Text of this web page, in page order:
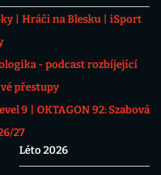
Hráči na Blesku
iSport
- podcast rozbíjející
přestupy
9
OKTAGON 92: Szabová
27
Léto 2026